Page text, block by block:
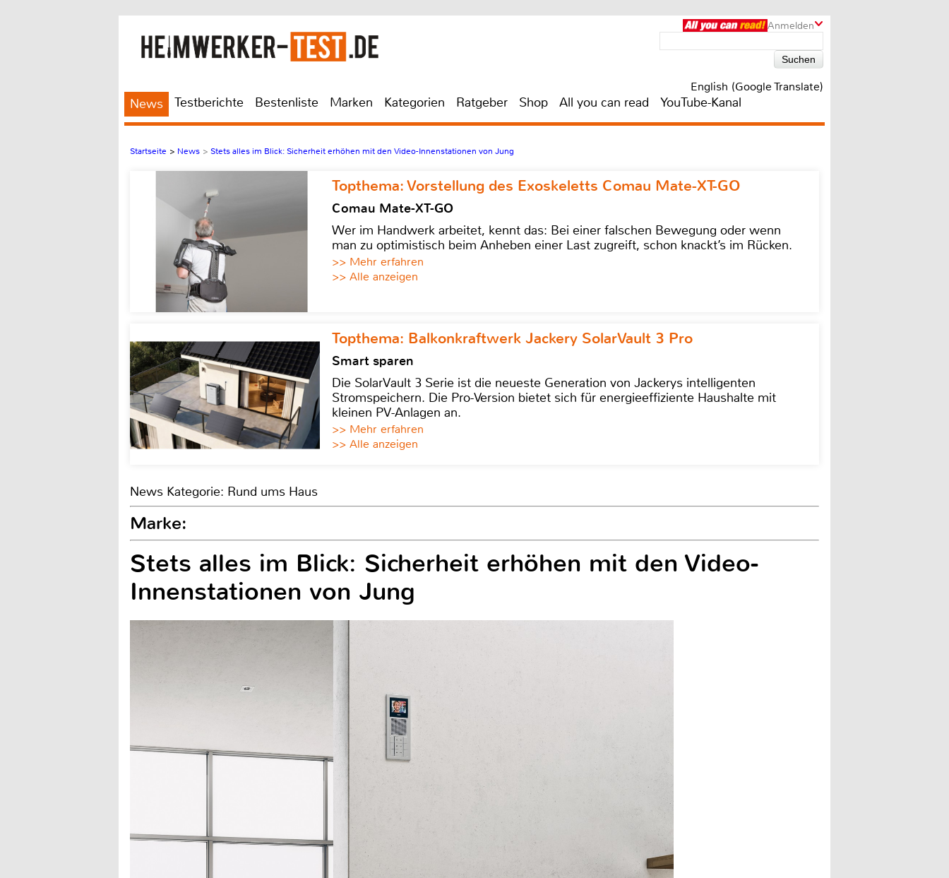
Anmelden
English (Google Translate)
News Testberichte Bestenliste Marken Kategorien Ratgeber Shop All you can read YouTube-Kanal
Startseite > News > Stets alles im Blick: Sicherheit erhöhen mit den Video-Innenstationen von Jung
Topthema: Vorstellung des Exoskeletts Comau Mate-XT-GO
Comau Mate-XT-GO
Wer im Handwerk arbeitet, kennt das: Bei einer falschen Bewegung oder wenn
man zu optimistisch beim Anheben einer Last zugreift, schon knackt’s im Rücken.
>> Mehr erfahren
>> Alle anzeigen
Topthema: Balkonkraftwerk Jackery SolarVault 3 Pro
Smart sparen
Die SolarVault 3 Serie ist die neueste Generation von Jackerys intelligenten
Stromspeichern. Die Pro-Version bietet sich für energieeffiziente Haushalte mit
kleinen PV-Anlagen an.
>> Mehr erfahren
>> Alle anzeigen
News Kategorie: Rund ums Haus
Marke:
Stets alles im Blick: Sicherheit erhöhen mit den Video-
Innenstationen von Jung